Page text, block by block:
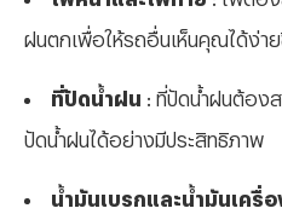
ฝนตกเพื่อให้รถอื่นเห็นคุณได้ง่าย
ที่ปัดน้ำฝน : ที่ปัดน้ำฝนต้องส
ปัดน้ำฝนได้อย่างมีประสิทธิภาพ
น้ำมันเบรกและน้ำมันเครื่อ